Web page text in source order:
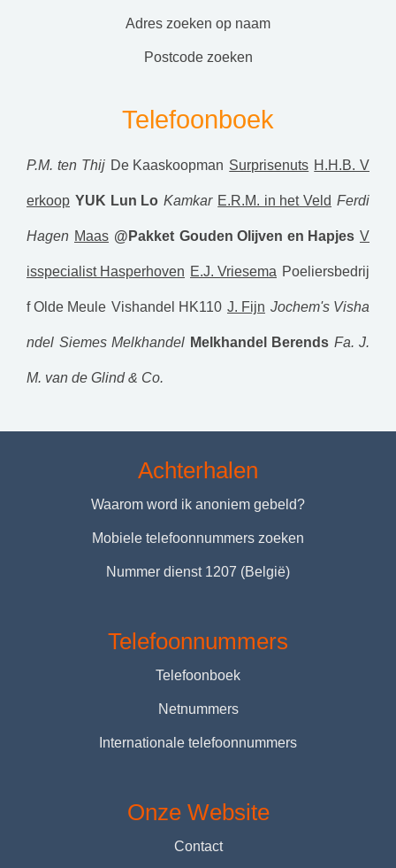
adres zoeken op naam
postcode zoeken
Telefoonboek
P.M. ten Thij De Kaaskoopman Surprisenuts H.H.B. V
erkoop YUK Lun Lo Kamkar E.R.M. in het Veld Ferdi
Hagen Maas @Pakket Gouden Olijven en Hapjes V
isspecialist Hasperhoven E.J. Vriesema Poeliersbedrij
f Olde Meule Vishandel HK110 J. Fijn Jochem's Visha
ndel Siemes Melkhandel Melkhandel Berends Fa. J.
M. van de Glind & Co.
Achterhalen
Waarom word ik anoniem gebeld?
Mobiele telefoonnummers zoeken
Nummer dienst 1207 (België)
Telefoonnummers
Telefoonboek
Netnummers
Internationale telefoonnummers
Onze Website
Contact